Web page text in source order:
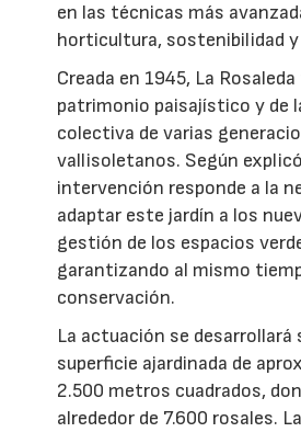
en las técnicas más
horticultura, sostenibilidad y
Creada en 1945, La
patrimonio paisajístico y de
colectiva de varias
vallisoletanos. Según
intervención responde a la
adaptar este jardín a los
gestión de los espacios
garantizando al mismo
conservación.
La actuación se desarrollará
superficie ajardinada de
2.500 metros cuadrados,
alrededor de 7.600 rosales.